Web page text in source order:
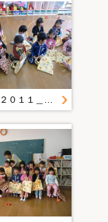
写真関係＿２０１１＿０４＿２８ ｆｒｏｍ西田